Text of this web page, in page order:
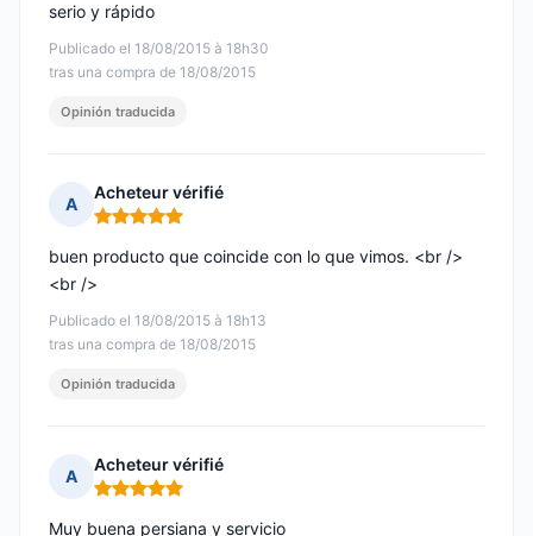
Publicado el 18/08/2015 à 18h30
tras una compra de 18/08/2015
serio y rápido
Opinión traducida
A
Acheteur vérifié
Nota: 5 de 5
Publicado el 18/08/2015 à 18h13
tras una compra de 18/08/2015
buen producto que coincide con lo que vimos. <br />
<br />
Opinión traducida
A
Acheteur vérifié
Nota: 5 de 5
Muy buena persiana y servicio